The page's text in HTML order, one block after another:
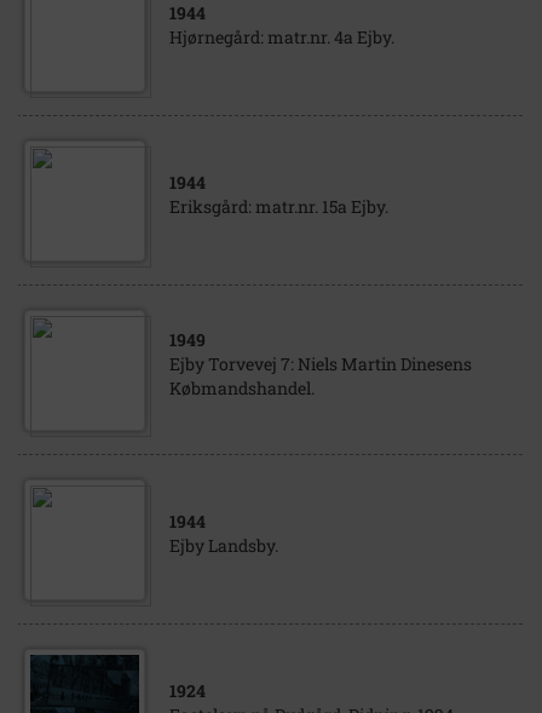
1944
Hjørnegård: matr.nr. 4a Ejby.
1944
Eriksgård: matr.nr. 15a Ejby.
1949
Ejby Torvevej 7: Niels Martin Dinesens
Købmandshandel.
1944
Ejby Landsby.
1924